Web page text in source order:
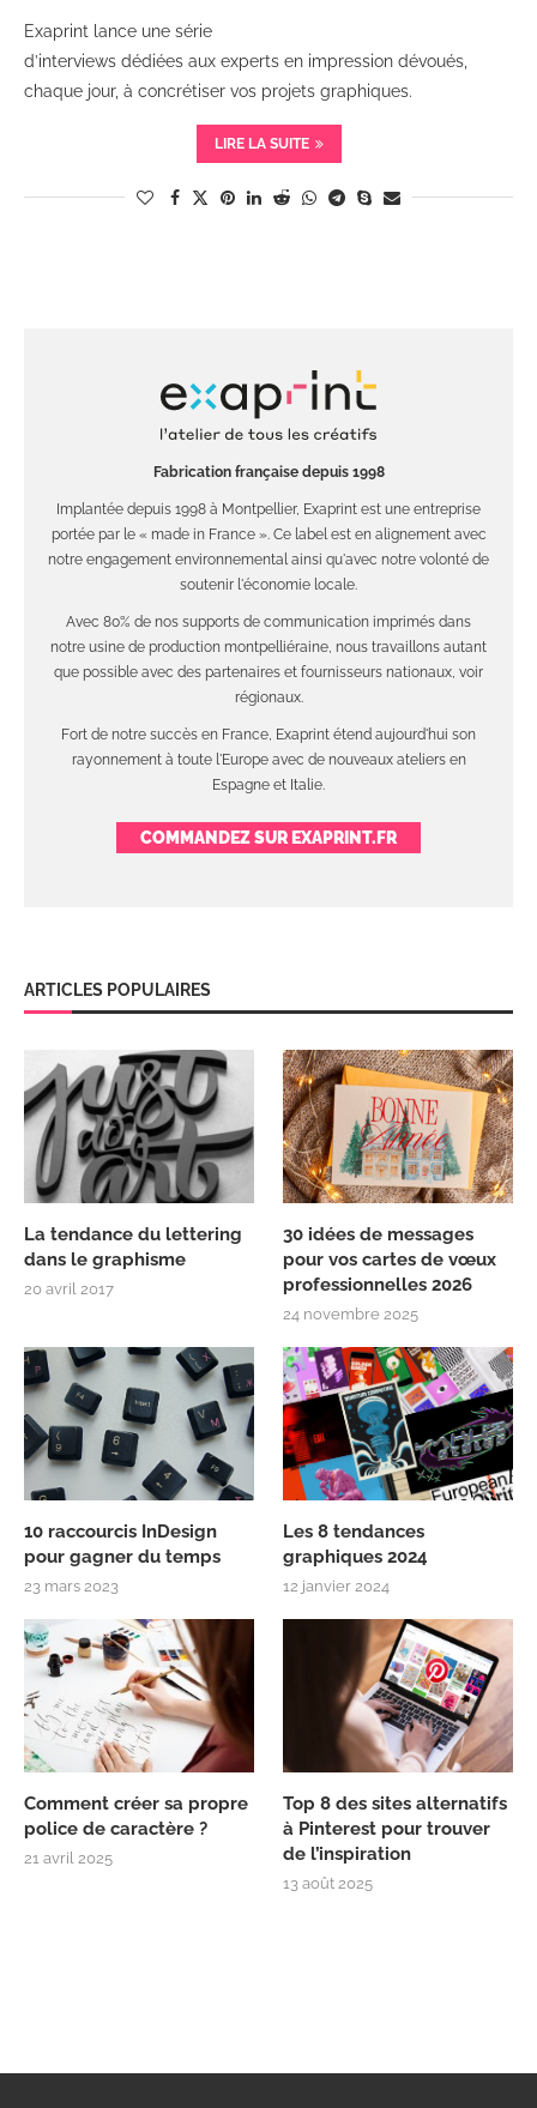
Exaprint lance une série
d’interviews dédiées aux experts en impression dévoués,
chaque jour, à concrétiser vos projets graphiques.
LIRE LA SUITE
Fabrication française depuis 1998
Implantée depuis 1998 à Montpellier, Exaprint est une entreprise
portée par le « made in France ». Ce label est en alignement avec
notre engagement environnemental ainsi qu'avec notre volonté de
soutenir l'économie locale.
Avec 80% de nos supports de communication imprimés dans
notre usine de production montpelliéraine, nous travaillons autant
que possible avec des partenaires et fournisseurs nationaux, voir
régionaux.
Fort de notre succès en France, Exaprint étend aujourd'hui son
rayonnement à toute l'Europe avec de nouveaux ateliers en
Espagne et Italie.
COMMANDEZ SUR EXAPRINT.FR
ARTICLES POPULAIRES
La tendance du lettering
dans le graphisme
20 avril 2017
30 idées de messages
pour vos cartes de vœux
professionnelles 2026
24 novembre 2025
10 raccourcis InDesign
pour gagner du temps
23 mars 2023
Les 8 tendances
graphiques 2024
12 janvier 2024
Comment créer sa propre
police de caractère ?
21 avril 2025
Top 8 des sites alternatifs
à Pinterest pour trouver
de l’inspiration
13 août 2025